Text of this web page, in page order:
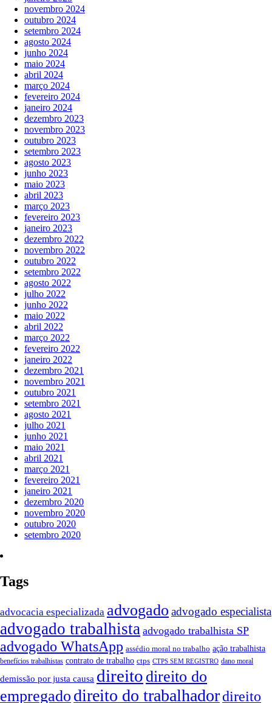
novembro 2024
outubro 2024
setembro 2024
agosto 2024
junho 2024
maio 2024
abril 2024
março 2024
fevereiro 2024
janeiro 2024
dezembro 2023
novembro 2023
outubro 2023
setembro 2023
agosto 2023
junho 2023
maio 2023
abril 2023
março 2023
fevereiro 2023
janeiro 2023
dezembro 2022
novembro 2022
outubro 2022
setembro 2022
agosto 2022
julho 2022
junho 2022
maio 2022
abril 2022
março 2022
fevereiro 2022
janeiro 2022
dezembro 2021
novembro 2021
outubro 2021
setembro 2021
agosto 2021
julho 2021
junho 2021
maio 2021
abril 2021
março 2021
fevereiro 2021
janeiro 2021
dezembro 2020
novembro 2020
outubro 2020
setembro 2020
Tags
advocacia especializada advogado advogado especialista
advogado trabalhista advogado trabalhista SP
advogado WhatsApp assédio moral no trabalho ação trabalhista
benefícios trabalhistas contrato de trabalho ctps CTPS SEM REGISTRO dano moral
demissão por justa causa direito direito do
empregado direito do trabalhadordireito